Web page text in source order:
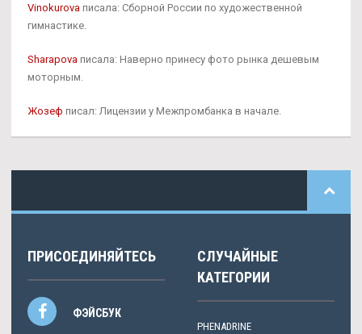
Vinokurova писала: Сборной России по художественной
гимнастике.
Sharapova писала: Наверно принесу фото рынка дешевым
моторным.
Жозеф писал: Лицензии у Межпромбанка в начале.
ПРИСОЕДИНЯЙТЕСЬ
ФЭЙСБУК
СЛУЧАЙНЫЕ
КАТЕГОРИИ
PHENADRINE